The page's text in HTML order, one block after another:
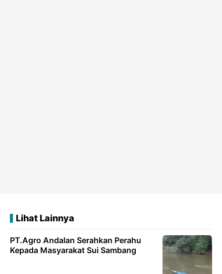
Lihat Lainnya
PT.Agro Andalan Serahkan Perahu
Kepada Masyarakat Sui Sambang